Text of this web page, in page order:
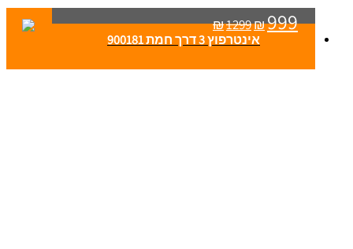
₪1299₪999
אינטרפוץ 3 דרך חמת 900181